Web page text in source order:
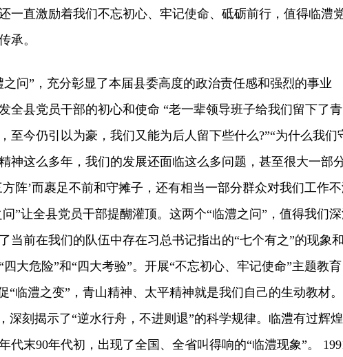
一直激励着我们不忘初心、牢记使命、砥砺前行，值得临澧
承。
”，充分彰显了本届县委高度的政治责任感和强烈的事业
全县党员干部的初心和使命 “老一辈领导班子给我们留下了青
至今仍引以为豪，我们又能为后人留下些什么?”“为什么我们
神这么多年，我们的发展还面临这么多问题，甚至很大一部
阵’而裹足不前和守摊子，还有相当一部分群众对我们工作
问”让全县党员干部提醐灌顶。这两个“临澧之问”，值得我们
当前在我们的队伍中存在习总书记指出的“七个有之”的现象和
大危险”和“四大考验”。开展“不忘初心、牢记使命”主题教育
“临澧之变”，青山精神、太平精神就是我们自己的生动教材。
深刻揭示了“逆水行舟，不进则退”的科学规律。临澧有过辉煌
代末90年代初，出现了全国、全省叫得响的“临澧现象”。